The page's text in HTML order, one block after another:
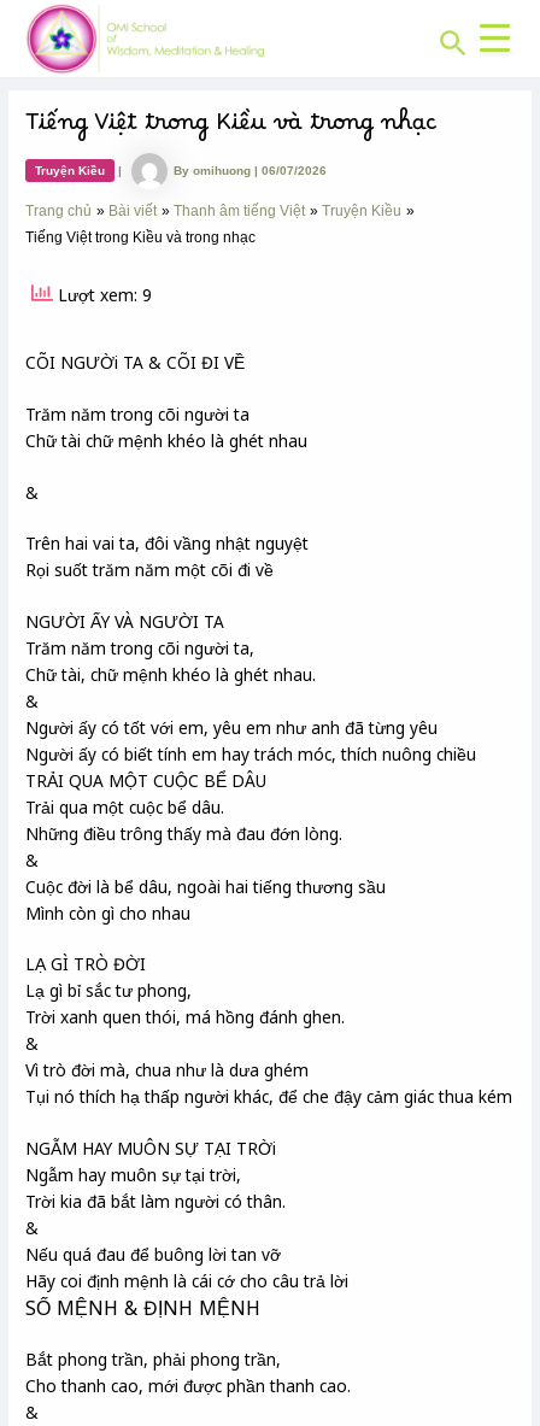
content
Search
Tiếng Việt trong Kiều và trong nhạc
Truyện Kiều | Byomihuong|06/07/2026
Trang chủ Bài viết Thanh âm tiếng Việt
Truyện Kiều
Tiếng Việt trong Kiều và trong nhạc
Lượt xem: 9
CÕI NGƯỜi TA & CÕI ĐI VỀ
Trăm năm trong cõi người ta
Chữ tài chữ mệnh khéo là ghét nhau
&
Trên hai vai ta, đôi vầng nhật nguyệt
Rọi suốt trăm năm một cõi đi về
NGƯỜI ẤY VÀ NGƯỜI TA
Trăm năm trong cõi người ta,
Chữ tài, chữ mệnh khéo là ghét nhau.
&
Người ấy có tốt với em, yêu em như anh đã từng yêu
Người ấy có biết tính em hay trách móc, thích nuông chiều
TRẢI QUA MỘT CUỘC BỂ DÂU
Trải qua một cuộc bể dâu.
Những điều trông thấy mà đau đớn lòng.
&
Cuộc đời là bể dâu, ngoài hai tiếng thương sầu
Mình còn gì cho nhau
LẠ GÌ TRÒ ĐỜI
Lạ gì bỉ sắc tư phong,
Trời xanh quen thói, má hồng đánh ghen.
&
Vì trò đời mà, chua như là dưa ghém
Tụi nó thích hạ thấp người khác, để che đậy cảm giác thua kém
NGẪM HAY MUÔN SỰ TẠI TRỜi
Ngẫm hay muôn sự tại trời,
Trời kia đã bắt làm người có thân.
&
Nếu quá đau để buông lời tan vỡ
Hãy coi định mệnh là cái cớ cho câu trả lời
SỐ MỆNH & ĐỊNH MỆNH
Bắt phong trần, phải phong trần,
Cho thanh cao, mới được phần thanh cao.
&
Post
navigation
CHUYÊN
MỤC: